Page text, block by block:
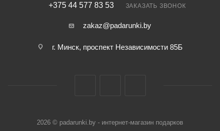
+375 44 577 83 53 ЗАКАЗАТЬ ЗВОНОК
zakaz@padarunki.by
г. Минск, проспект Независимости 85Б
2026 © padarunki.by - интернет-магазин подарков